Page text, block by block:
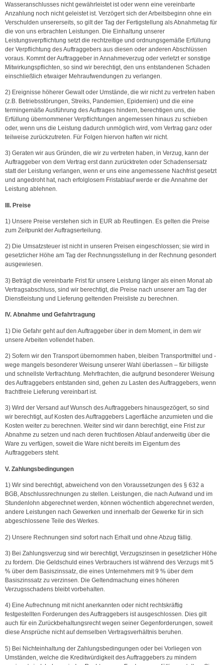
Wasseranschlusses nicht gewährleistet ist oder wenn eine vereinbarte
Anzahlung noch nicht geleistet ist. Verzögert sich der Arbeitsbeginn ohne ein
Verschulden unsererseits, so gilt der Tag der Fertigstellung als Abnahmetag für
die von uns erbrachten Leistungen. Die Einhaltung unserer
Leistungsverpflichtung setzt die rechtzeitige und ordnungsgemäße Erfüllung
der Verpflichtung des Auftraggebers aus diesen oder anderen Abschlüssen
voraus. Kommt der Auftraggeber in Annahmeverzug oder verletzt er sonstige
Mitwirkungspflichten, so sind wir berechtigt, den uns entstandenen Schaden
einschließlich etwaiger Mehraufwendungen zu verlangen.
2) Ereignisse höherer Gewalt oder Umstände, die wir nicht zu vertreten haben
(z.B. Betriebsstörungen, Streiks, Pandemien, Epidemien) und die eine
termingemäße Ausführung des Auftrages hindern, berechtigen uns, die
Erfüllung übernommener Verpflichtungen angemessen hinaus zu schieben
oder, wenn uns die Leistung dadurch unmöglich wird, vom Vertrag ganz oder
teilweise zurückzutreten. Für Folgen hiervon haften wir nicht.
3) Geraten wir aus Gründen, die wir zu vertreten haben, in Verzug, kann der
Auftraggeber von dem Vertrag erst dann zurücktreten oder Schadensersatz
statt der Leistung verlangen, wenn er uns eine angemessene Nachfrist gesetzt
und angedroht hat, nach erfolglosem Fristablauf werde er die Annahme der
Leistung ablehnen.
III. Preise
1) Unsere Preise verstehen sich in EUR ab Reutlingen. Es gelten die Preise
zum Zeitpunkt der Auftragserteilung.
2) Die Umsatzsteuer ist nicht in unseren Preisen eingeschlossen; sie wird in
gesetzlicher Höhe am Tag der Rechnungsstellung in der Rechnung gesondert
ausgewiesen.
3) Beträgt die vereinbarte Frist für unsere Leistung länger als einen Monat ab
Vertragsabschluss, sind wir berechtigt, die Preise nach unserer am Tag der
Dienstleistung und Lieferung geltenden Preisliste zu berechnen.
IV. Abnahme und Gefahrtragung
1) Die Gefahr geht auf den Auftraggeber über in dem Moment, in dem wir
unsere Arbeiten vollendet haben.
2) Sofern wir den Transport übernommen haben, bleiben Transportmittel und -
wege mangels besonderer Weisung unserer Wahl überlassen – für billigste
und schnellste Verfrachtung. Mehrfrachten, die aufgrund besonderer Weisung
des Auftraggebers entstanden sind, gehen zu Lasten des Auftraggebers, wenn
frachtfreie Lieferung vereinbart ist.
3) Wird der Versand auf Wunsch des Auftraggebers hinausgezögert, so sind
wir berechtigt, auf Kosten des Auftraggebers Lagerfläche anzumieten und die
Kosten weiter zu berechnen. Weiter sind wir dann berechtigt, eine Frist zur
Abnahme zu setzen und nach deren fruchtlosen Ablauf anderweitig über die
Ware zu verfügen, soweit die Ware nicht bereits im Eigentum des
Auftraggebers steht.
V. Zahlungsbedingungen
1) Wir sind berechtigt, abweichend von den Voraussetzungen des § 632 a
BGB, Abschlussrechnungen zu stellen. Leistungen, die nach Aufwand und im
Stundenlohn abgerechnet werden, können wöchentlich abgerechnet werden,
andere Leistungen nach Gewerken und innerhalb der Gewerke für in sich
abgeschlossene Teile des Werkes.
2) Unsere Rechnungen sind sofort nach Erhalt und ohne Abzug fällig.
3) Bei Zahlungsverzug sind wir berechtigt, Verzugszinsen in gesetzlicher Höhe
zu fordern. Die Geldschuld eines Verbrauchers ist während des Verzugs mit 5
% über dem Basiszinssatz, die eines Unternehmers mit 9 % über dem
Basiszinssatz zu verzinsen. Die Geltendmachung eines höheren
Verzugsschadens bleibt vorbehalten.
4) Eine Aufrechnung mit nicht anerkannten oder nicht rechtskräftig
festgestellten Forderungen des Auftraggebers ist ausgeschlossen. Dies gilt
auch für ein Zurückbehaltungsrecht wegen seiner Gegenforderungen, soweit
diese Ansprüche nicht auf demselben Vertragsverhältnis beruhen.
5) Bei Nichteinhaltung der Zahlungsbedingungen oder bei Vorliegen von
Umständen, welche die Kreditwürdigkeit des Auftraggebers zu mindern